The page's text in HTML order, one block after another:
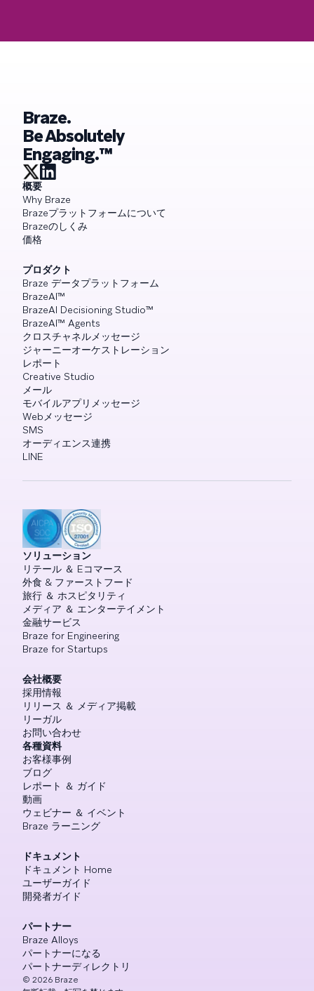
Braze.
Be Absolutely
Engaging.™
概要
Why Braze
Brazeプラットフォームについて
Brazeのしくみ
価格
プロダクト
Braze データプラットフォーム
BrazeAI™
BrazeAI Decisioning Studio™
BrazeAI™ Agents
クロスチャネルメッセージ
ジャーニーオーケストレーション
レポート
Creative Studio
メール
モバイルアプリメッセージ
Webメッセージ
SMS
オーディエンス連携
LINE
ソリューション
リテール ＆ Eコマース
外食 & ファーストフード
旅行 ＆ ホスピタリティ
メディア ＆ エンターテイメント
金融サービス
Braze for Engineering
Braze for Startups
会社概要
採用情報
リリース ＆ メディア掲載
リーガル
お問い合わせ
各種資料
お客様事例
ブログ
レポート ＆ ガイド
動画
ウェビナー ＆ イベント
Braze ラーニング
ドキュメント
ドキュメント Home
ユーザーガイド
開発者ガイド
パートナー
Braze Alloys
パートナーになる
パートナーディレクトリ
© 2026 Braze